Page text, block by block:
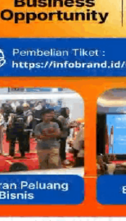
tempat ini, carilah
Senin. Tapi sayang
mingguan bagi
berlangsung
Setelah renovasi
11.00 sampai
ungkap Fahmi,
Menurut lelaki
Sidik Kelana Rizal-